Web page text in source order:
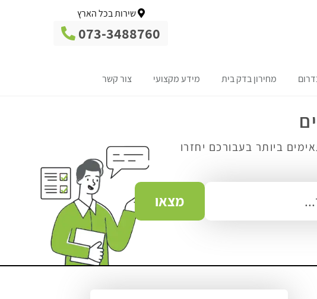
שירות בכל הארץ
073-3488760
מחירון בדק בית מידע מקצועי צור קשר
ביותר בעבורכם יחזרו
מצאו